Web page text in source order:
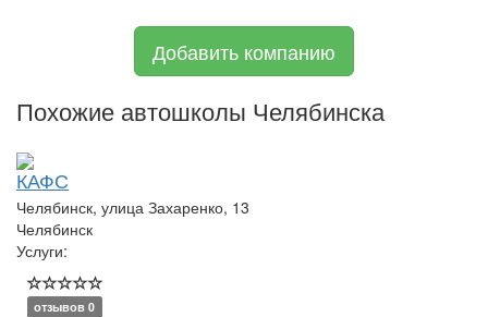
Добавить компанию
Похожие автошколы Челябинска
КАФС
Челябинск, улица Захаренко, 13
Челябинск
Услуги:
отзывов 0